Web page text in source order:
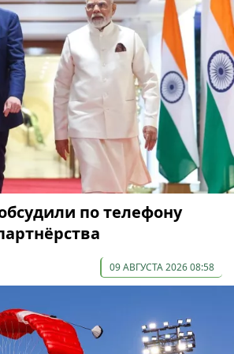
по телефону
09 АВГУСТА 2026 08:58